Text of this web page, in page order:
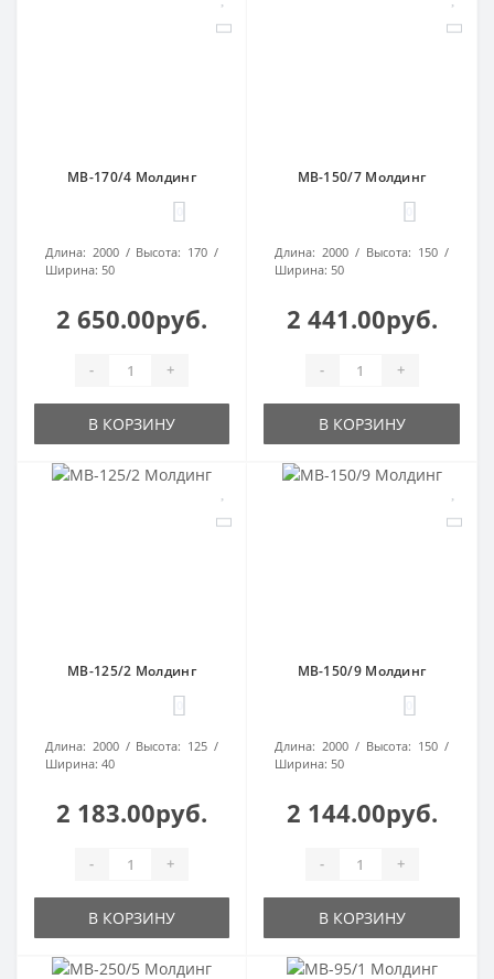
МВ-170/4 Молдинг
Длина: 2000 Высота: 170
Ширина: 50
2 650.00руб.
- +
В КОРЗИНУ
МВ-150/7 Молдинг
Длина: 2000 Высота: 150
Ширина: 50
2 441.00руб.
- +
В КОРЗИНУ
МВ-125/2 Молдинг
Длина: 2000 Высота: 125
Ширина: 40
2 183.00руб.
- +
В КОРЗИНУ
МВ-150/9 Молдинг
Длина: 2000 Высота: 150
Ширина: 50
2 144.00руб.
- +
В КОРЗИНУ